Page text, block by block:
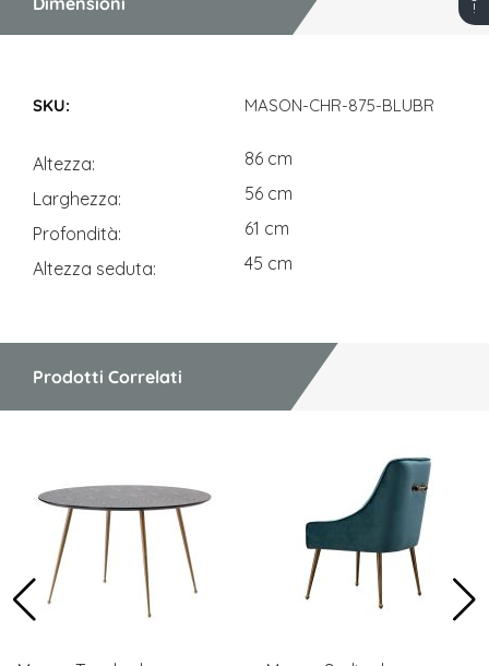
MASON-CHR-875-BLUBR
Altezza
86 cm
Larghezza
56 cm
Profondità
61 cm
Altezza seduta
45 cm
Prodotti Correlati
!